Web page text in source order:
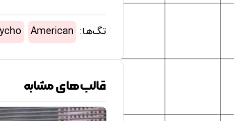
تگ‌ها: American
قالب‌های مشابه